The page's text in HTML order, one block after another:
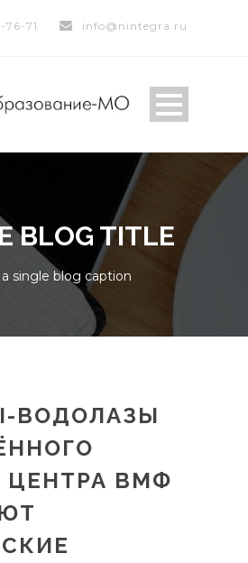
76-71 info@nintegra.ru
BLOG TITLE
a single blog caption
ВОДОЛАЗЫ
ЦЕНТРА ВМФ